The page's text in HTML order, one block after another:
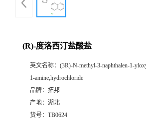
(R)-度洛西汀盐酸盐
英文名称： (3R)-N-methyl-3-naphthalen-1-
1-amine,hydrochloride
品牌： 拓邦
产地： 湖北
货号： TB0624